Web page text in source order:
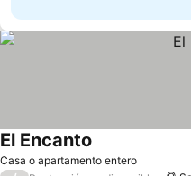
Casa o apartamento entero
El Encanto